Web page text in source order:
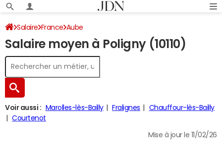
Salaire France Aube
Salaire moyen à Poligny (10110)
Voir aussi : Marolles-lès-Bailly Fralignes
Chauffour-lès-Bailly
Courtenot
Mise à jour le 11/02/26